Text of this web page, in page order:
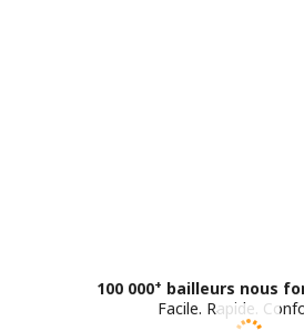
100 000+ bailleurs nous
Facile. Rapide.